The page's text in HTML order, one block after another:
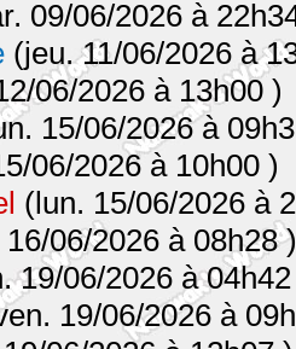
09/06/2026 à
(jeu. 11/06/2026 à
06/2026 à 13h00 )
15/06/2026 à
06/2026 à 10h00 )
(lun. 15/06/2026 à
06/2026 à 08h28 )
19/06/2026 à
19/06/2026 à